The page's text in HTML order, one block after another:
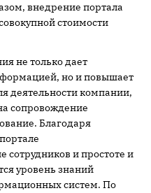
внедрение портала
стоимости
не только дает
но и повышает
деятельности компании,
сопровождение
Благодаря
сотрудников и простоте и
уровень знаний
систем. По